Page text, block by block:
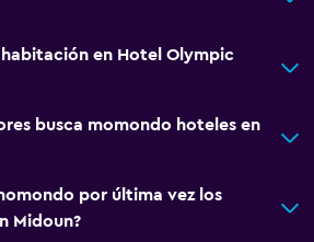
en Hotel Olympic
busca momondo hoteles en
por última vez los
Midoun?